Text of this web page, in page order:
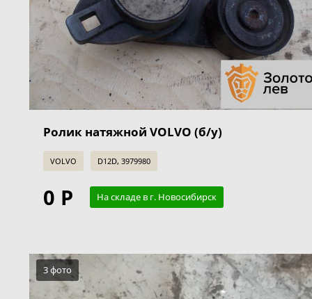
Ролик натяжной VOLVO (б/у)
VOLVO D12D, 3979980
0 Р На складе в г. Новосибирск
3 фото